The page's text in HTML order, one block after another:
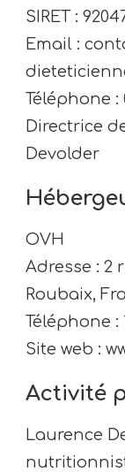
SIRET :
Email :
Téléphone :
Directrice
Devolder
OVH
Adresse : 2
Roubaix,
Téléphone :
Site web :
Activité
Laurence